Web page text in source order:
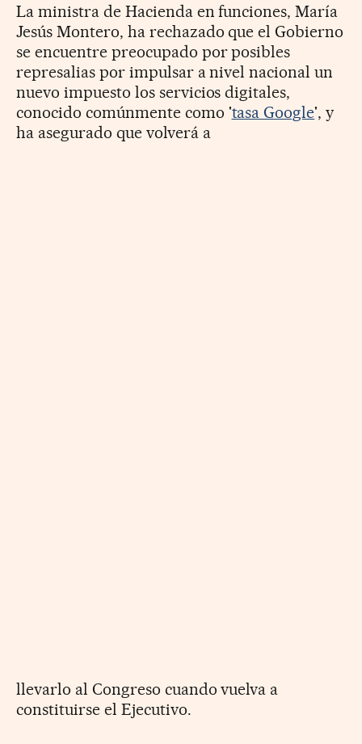
La ministra de Hacienda en funciones, María
Jesús Montero, ha rechazado que el Gobierno
se encuentre preocupado por posibles
represalias por impulsar a nivel nacional un
nuevo impuesto los servicios digitales,
conocido comúnmente como 'tasa Google', y
ha asegurado que volverá a
llevarlo al Congreso cuando vuelva a
constituirse el Ejecutivo.